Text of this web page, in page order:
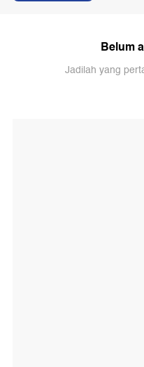
Belum
Jadilah yang